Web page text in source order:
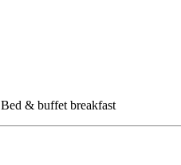
Bed & buffet breakfast